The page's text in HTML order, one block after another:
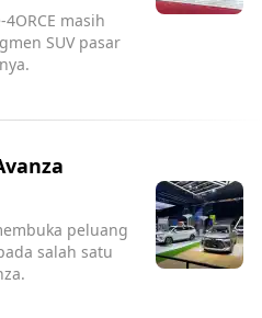
masih
SUV pasar
peluang
salah satu